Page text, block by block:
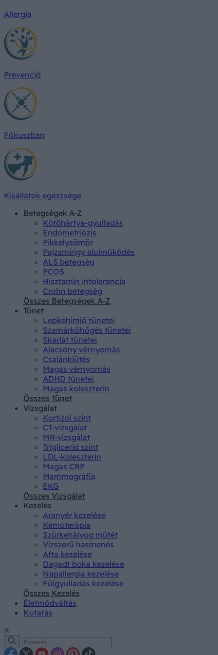
Allergia
Prevenció
Fókuszban
Kisállatok egészsége
Betegségek A-Z
Kötőhártya-gyulladás
Endometriózis
Pikkelysömör
Pajzsmirigy alulműködés
ALS betegség
PCOS
Hisztamin intolerancia
Crohn betegség
Összes Betegségek A-Z
Tünet
Lepkehimlő tünetei
Szamárköhögés tünetei
Skarlát tünetei
Alacsony vérnyomás
Csalánkiütés
Magas vérnyomás
ADHD tünetei
Magas koleszterin
Összes Tünet
Vizsgálat
Kortizol szint
CT-vizsgálat
MR-vizsgálat
Triglicerid szint
LDL-koleszterin
Magas CRP
Mammográfia
EKG
Összes Vizsgálat
Kezelés
Aranyér kezelése
Kemoterápia
Szürkehályog műtét
Vízszerű hasmenés
Afta kezelése
Dagadt boka kezelése
Napallergia kezelése
Fülgyulladás kezelése
Összes Kezelés
Életmódváltás
Kutatás